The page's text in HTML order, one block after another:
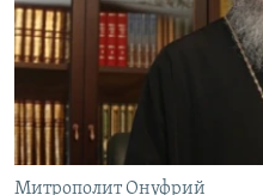
Митрополит Онуфрий